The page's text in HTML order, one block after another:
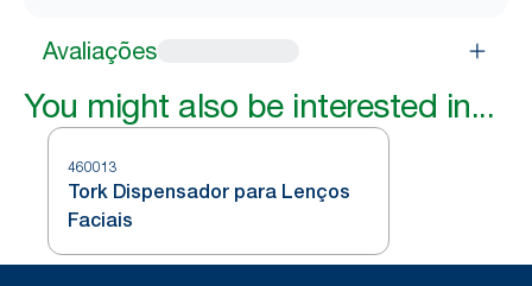
Avaliações
You might also be interested in...
460013
Tork Dispensador para Lenços
Faciais